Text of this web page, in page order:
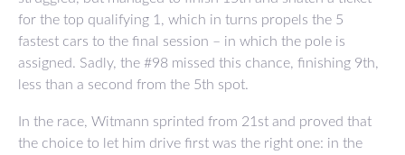
for the top qualifying 1, which in turns propels the 5
fastest cars to the final session – in which the pole is
assigned. Sadly, the #98 missed this chance, finishing 9th,
less than a second from the 5th spot.
In the race, Witmann sprinted from 21st and proved that
the choice to let him drive first was the right one: in the